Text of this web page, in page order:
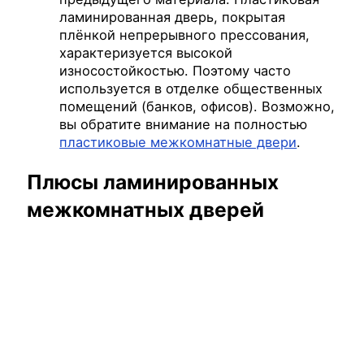
ламинированная дверь, покрытая
плёнкой непрерывного прессования,
характеризуется высокой
износостойкостью. Поэтому часто
используется в отделке общественных
помещений (банков, офисов). Возможно,
вы обратите внимание на полностью
пластиковые межкомнатные двери.
Плюсы ламинированных
межкомнатных дверей